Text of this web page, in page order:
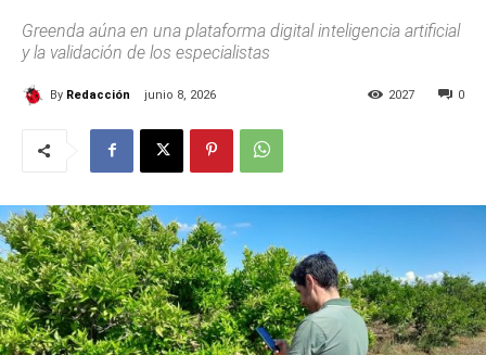
Greenda aúna en una plataforma digital inteligencia artificial
y la validación de los especialistas
By Redacción junio 8, 2026 0
2027